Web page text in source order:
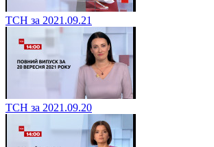
ТСН за 2021.09.21
ТСН за 2021.09.20